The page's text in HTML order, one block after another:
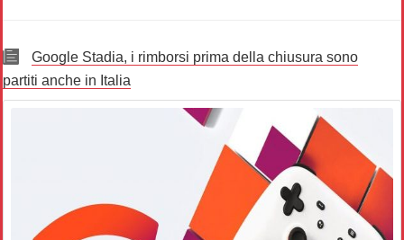
Google Stadia, i rimborsi prima della chiusura sono
partiti anche in Italia